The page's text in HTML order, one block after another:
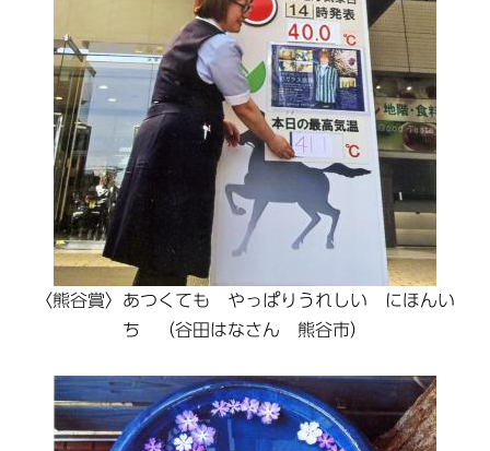
〈熊谷賞〉あつくても やっぱりうれしい にほんい
ち （谷田はなさん 熊谷市）